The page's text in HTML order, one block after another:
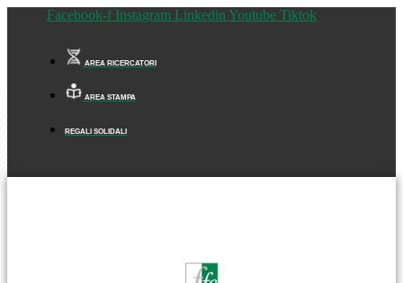
Facebook-f Instagram Linkedin Youtube Tiktok
AREA RICERCATORI
AREA STAMPA
REGALI SOLIDALI